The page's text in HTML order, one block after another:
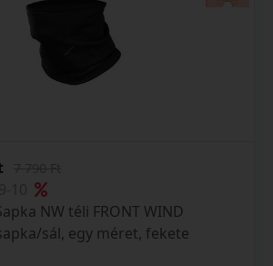
NW téli FRONT WIND
sál, egy méret, fekete